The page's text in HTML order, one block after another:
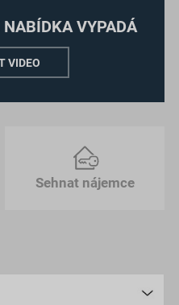
Sehnat nájemce
VYPADÁ
VIDEO